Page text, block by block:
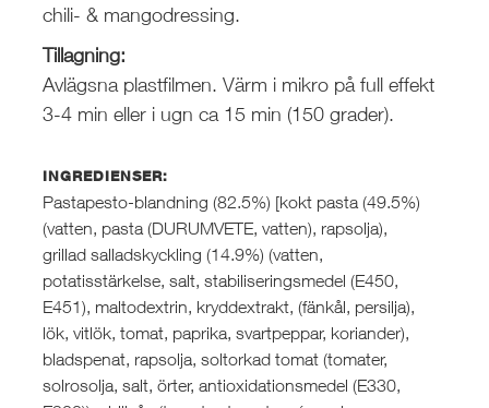
chili- & mangodressing.
Tillagning:
Avlägsna plastfilmen. Värm i mikro på full effekt
3-4 min eller i ugn ca 15 min (150 grader).
INGREDIENSER:
Pastapesto-blandning (82.5%) [kokt pasta (49.5%)
(vatten, pasta (DURUMVETE, vatten), rapsolja),
grillad salladskyckling (14.9%) (vatten,
potatisstärkelse, salt, stabiliseringsmedel (E450,
E451), maltodextrin, kryddextrakt, (fänkål, persilja),
lök, vitlök, tomat, paprika, svartpeppar, koriander),
bladspenat, rapsolja, soltorkad tomat (tomater,
solrosolja, salt, örter, antioxidationsmedel (E330,